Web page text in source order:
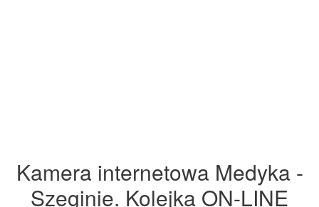
Kamera internetowa Medyka -
Szeginie. Kolejka ON-LINE